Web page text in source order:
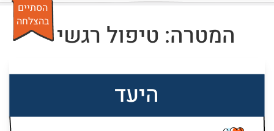
המטרה: טיפול רגשי
הסתיים
בהצלחה
היעד